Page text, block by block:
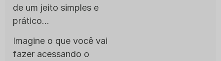
de um jeito simples e
prático…
Imagine o que você vai
fazer acessando o